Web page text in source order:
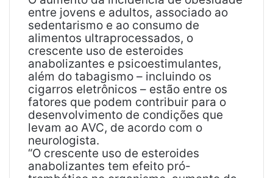
entre jovens e adultos, associado ao
sedentarismo e ao consumo de
alimentos ultraprocessados, o
crescente uso de esteroides
anabolizantes e psicoestimulantes,
além do tabagismo – incluindo os
cigarros eletrônicos – estão entre os
fatores que podem contribuir para o
desenvolvimento de condições que
levam ao AVC, de acordo com o
neurologista.
“O crescente uso de esteroides
anabolizantes tem efeito pró-